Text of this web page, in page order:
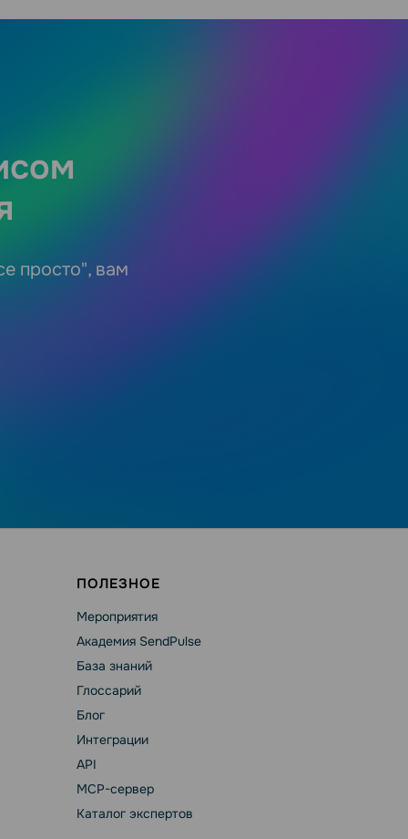
просто", вам
ПОЛЕЗНОЕ
Мероприятия
Академия SendPulse
База знаний
Глоссарий
Блог
Интеграции
API
MCP-сервер
Каталог экспертов